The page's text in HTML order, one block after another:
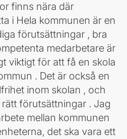
finns nära där
i Hela kommunen är en
förutsättningar , bra
medarbetare är
viktigt för att få en skola
. Det är också en
inom skolan , och
förutsättningar . Jag
mellan kommunen
det ska vara ett